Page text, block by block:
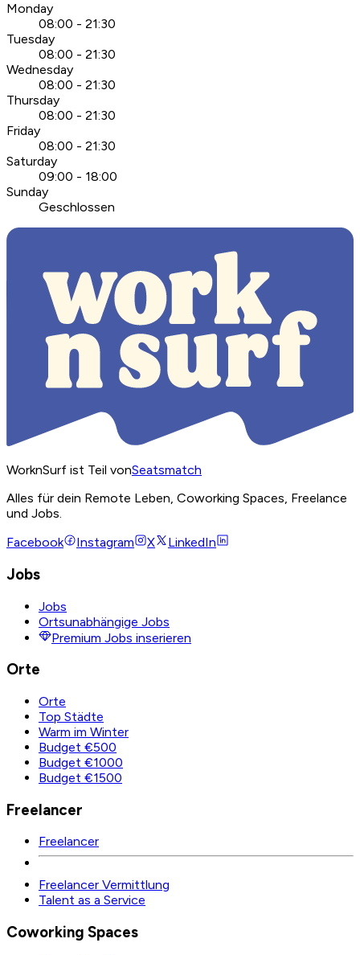
Monday
08:00 - 21:30
Tuesday
08:00 - 21:30
Wednesday
08:00 - 21:30
Thursday
08:00 - 21:30
Friday
08:00 - 21:30
Saturday
09:00 - 18:00
Sunday
Geschlossen
WorknSurf ist Teil vonSeatsmatch
Alles für dein Remote Leben, Coworking Spaces, Freelance
und Jobs.
Facebook
Instagram X LinkedIn
Jobs
Jobs
Ortsunabhängige Jobs
Premium Jobs inserieren
Orte
Orte
Top Städte
Warm im Winter
Budget €500
Budget €1000
Budget €1500
Freelancer
Freelancer
Freelancer Vermittlung
Talent as a Service
Coworking Spaces